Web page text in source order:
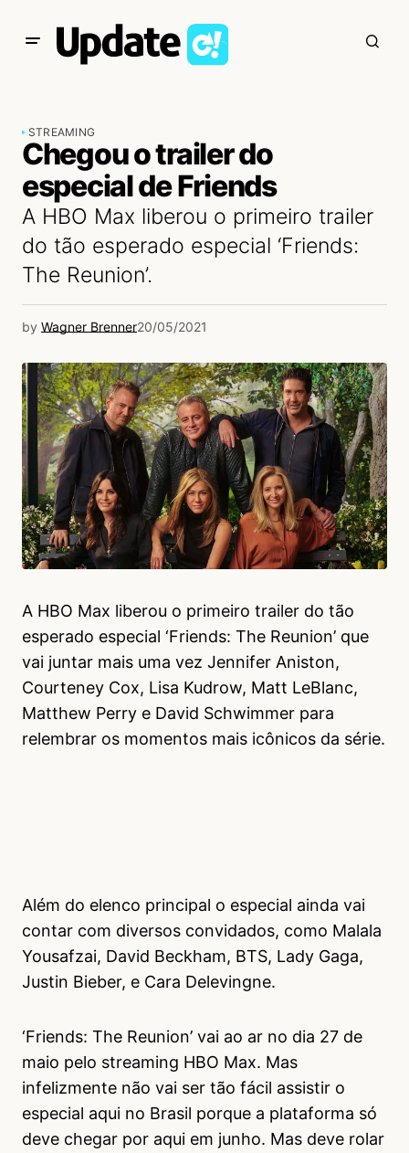
STREAMING
Chegou o trailer do
especial de Friends
A HBO Max liberou o primeiro trailer
do tão esperado especial ‘Friends:
The Reunion’.
by Wagner Brenner20/05/2021
A HBO Max liberou o primeiro trailer do tão
esperado especial ‘Friends: The Reunion’ que
vai juntar mais uma vez Jennifer Aniston,
Courteney Cox, Lisa Kudrow, Matt LeBlanc,
Matthew Perry e David Schwimmer para
relembrar os momentos mais icônicos da série.
Além do elenco principal o especial ainda vai
contar com diversos convidados, como Malala
Yousafzai, David Beckham, BTS, Lady Gaga,
Justin Bieber, e Cara Delevingne.
‘Friends: The Reunion’ vai ao ar no dia 27 de
maio pelo streaming HBO Max. Mas
infelizmente não vai ser tão fácil assistir o
especial aqui no Brasil porque a plataforma só
deve chegar por aqui em junho. Mas deve rolar